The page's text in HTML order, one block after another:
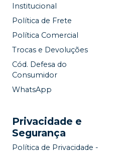
Institucional
Política de Frete
Política Comercial
Trocas e Devoluções
Cód. Defesa do
Consumidor
WhatsApp
Privacidade e
Segurança
Política de Privacidade -